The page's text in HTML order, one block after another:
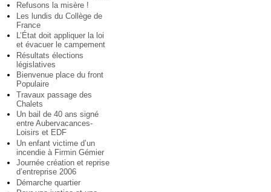
Refusons la misère !
Les lundis du Collège de
France
L’État doit appliquer la loi
et évacuer le campement
Résultats élections
législatives
Bienvenue place du front
Populaire
Travaux passage des
Chalets
Un bail de 40 ans signé
entre Aubervacances-
Loisirs et EDF
Un enfant victime d’un
incendie à Firmin Gémier
Journée création et reprise
d’entreprise 2006
Démarche quartier